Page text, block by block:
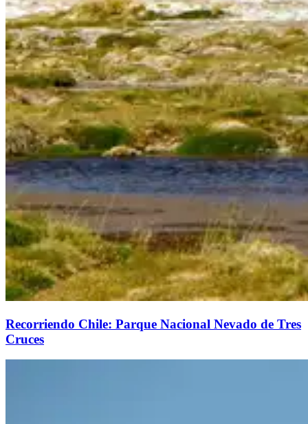
Recorriendo Chile: Parque Nacional Nevado de Tres
Cruces